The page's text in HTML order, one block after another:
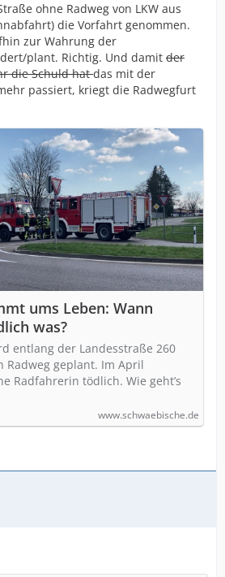
ohne Radweg von LKW aus
die Vorfahrt genommen.
zur Wahrung der
plant. Richtig. Und damit der
die Schuld hatdas mit der
passiert, kriegt die Radwegfurt
ums Leben: Wann
was?
entlang der Landesstraße 260
Radweg geplant. Im April
Radfahrerin tödlich. Wie geht’s
www.schwaebische.de